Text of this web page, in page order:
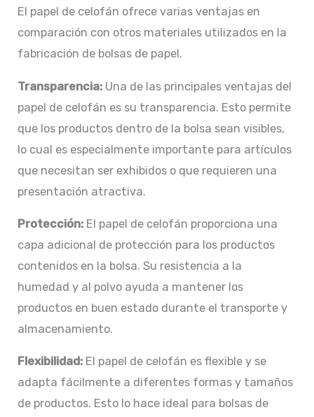
El papel de celofán ofrece varias ventajas en
comparación con otros materiales utilizados en la
fabricación de bolsas de papel.
Transparencia: Una de las principales ventajas del
papel de celofán es su transparencia. Esto permite
que los productos dentro de la bolsa sean visibles,
lo cual es especialmente importante para artículos
que necesitan ser exhibidos o que requieren una
presentación atractiva.
Protección: El papel de celofán proporciona una
capa adicional de protección para los productos
contenidos en la bolsa. Su resistencia a la
humedad y al polvo ayuda a mantener los
productos en buen estado durante el transporte y
almacenamiento.
Flexibilidad: El papel de celofán es flexible y se
adapta fácilmente a diferentes formas y tamaños
de productos. Esto lo hace ideal para bolsas de